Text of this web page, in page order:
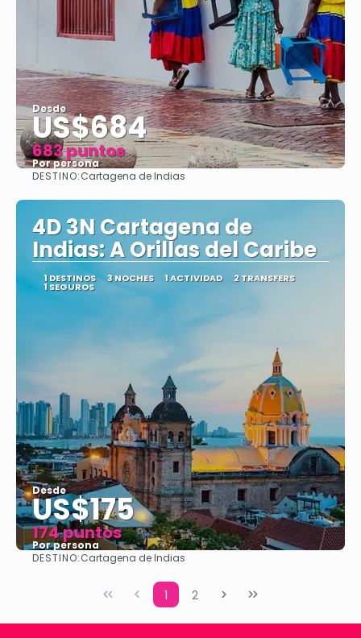
Desde
US$684
683 puntos
Por persona
Ver
DESTINO:Cartagena de Indias
4D 3N Cartagena de
Indias: A Orillas del Caribe
1 DESTINOS 3 NOCHES 1 ACTIVIDAD 2 TRANSFERS
1 SEGUROS
Desde
US$175
174 puntos
Por persona
Ver
DESTINO:Cartagena de Indias
1 2